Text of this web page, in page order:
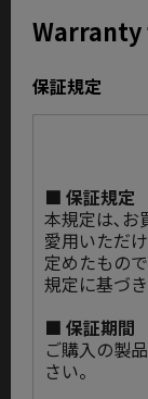
Warranty
保証規定
■ 保証規定
本規定は､お
愛用いただ
定めたもの
規定に基づ
■ 保証期間
ご購入の製
さい。